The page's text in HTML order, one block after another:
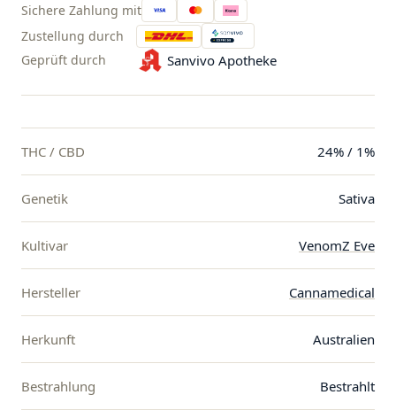
Sichere Zahlung mit
Zustellung durch
Geprüft durch
Sanvivo Apotheke
THC / CBD 24% / 1%
Genetik Sativa
Kultivar VenomZ Eve
Hersteller Cannamedical
Herkunft Australien
Bestrahlung Bestrahlt